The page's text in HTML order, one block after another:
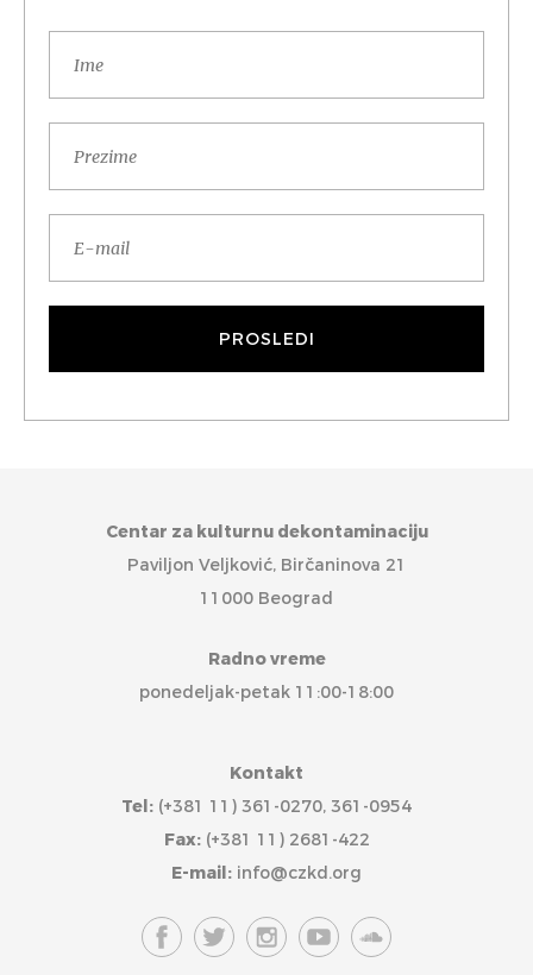
Centar za kulturnu dekontaminaciju
Paviljon Veljković, Birčaninova 21
11000 Beograd
Radno vreme
ponedeljak-petak 11:00-18:00
Kontakt
Tel: (+381 11) 361-0270, 361-0954
Fax:(+381 11) 2681-422
E-mail: info@czkd.org